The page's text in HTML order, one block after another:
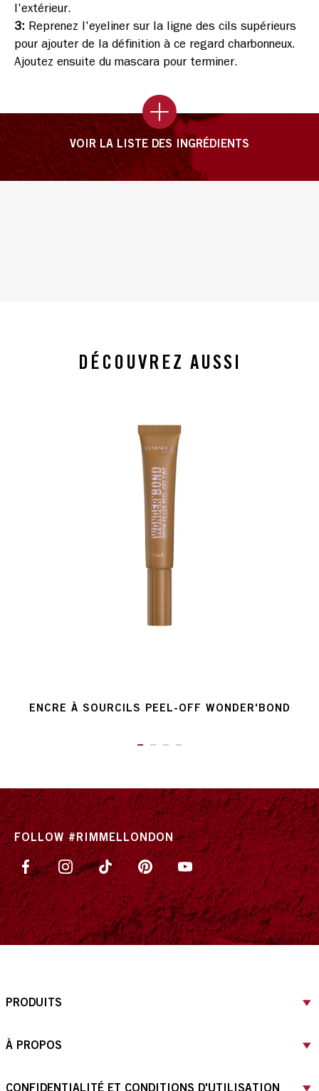
l'extérieur.
3: Reprenez l'eyeliner sur la ligne des cils supérieurs
pour ajouter de la définition à ce regard charbonneux.
Ajoutez ensuite du mascara pour terminer.
VOIR LA LISTE DES INGRÉDIENTS
DÉCOUVREZ AUSSI
ENCRE À SOURCILS PEEL-OFF WONDER'BOND
FOLLOW #RIMMELLONDON
PRODUITS
À PROPOS
CONFIDENTIALITÉ ET CONDITIONS D'UTILISATION